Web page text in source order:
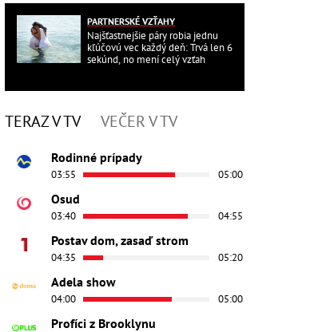
PARTNERSKÉ VZŤAHY
Najšťastnejšie páry robia jednu
kľúčovú vec každý deň: Trvá len 6
sekúnd, no mení celý vzťah
TERAZ V TV VEČER V TV
Rodinné prípady
03:55 05:00
Osud
03:40 04:55
Postav dom, zasaď strom
04:35 05:20
Adela show
04:00 05:00
Profíci z Brooklynu